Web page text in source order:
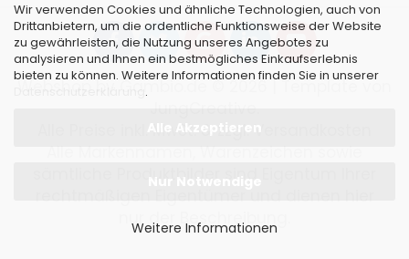
Wir verwenden Cookies und ähnliche Technologien, auch von
Drittanbietern, um die ordentliche Funktionsweise der Website
zu gewährleisten, die Nutzung unseres Angebotes zu
analysieren und Ihnen ein bestmögliches Einkaufserlebnis
bieten zu können. Weitere Informationen finden Sie in unserer
.
Alle Akzeptieren
Nur Notwendige
Weitere Informationen
Webshopby Gambio.de © 2026 | Template von
Alle Preise inkl. MwSt. & zzgl. Versandkosten
sämtliche Produktbilder sind Eigentum Ihrer
nur der Beschreibung.